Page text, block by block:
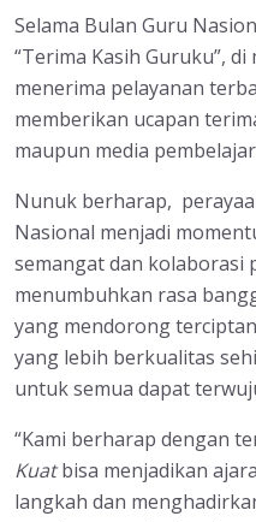
Selama Bulan Guru
“Terima Kasih Guruku”,
menerima pelayanan
memberikan ucapan
maupun media
Nunuk berharap,
Nasional menjadi
semangat dan kolaborasi
menumbuhkan rasa
yang mendorong
yang lebih berkualitas
untuk semua dapat
“Kami berharap dengan
Kuatbisa menjadikan
langkah dan